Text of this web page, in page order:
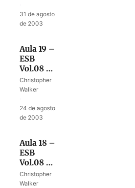
31 de agosto
de 2003
Aula 19 –
ESB
Vol.08 –
Como
Deus fala
Christopher
Walker
24 de agosto
de 2003
Aula 18 –
ESB
Vol.08 –
Deus
chama
Christopher
Walker